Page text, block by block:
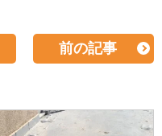
前の記事